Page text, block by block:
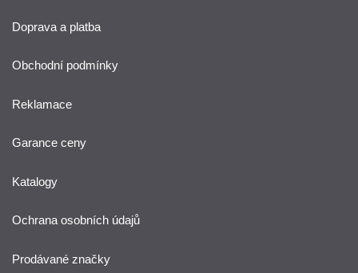
Doprava a platba
Obchodní podmínky
Reklamace
Garance ceny
Katalogy
Ochrana osobních údajů
Prodávané značky